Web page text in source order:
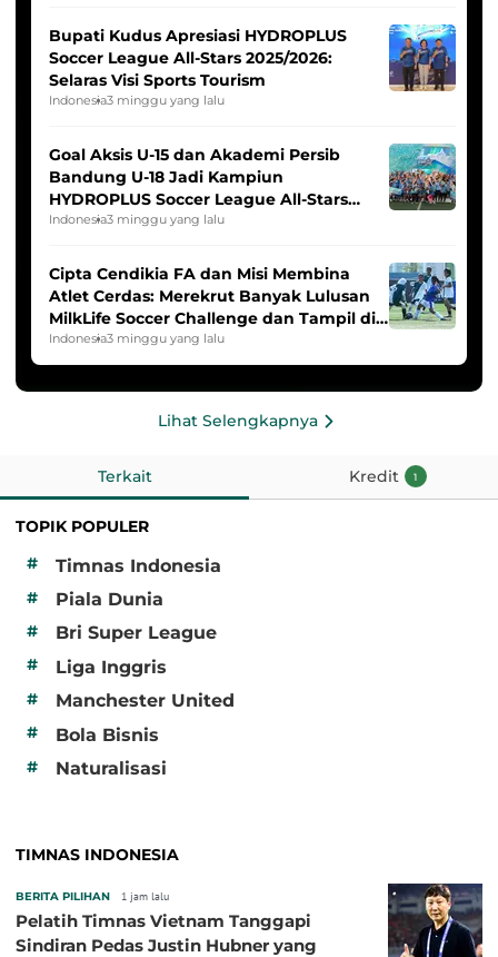
Bupati Kudus Apresiasi HYDROPLUS
Soccer League All-Stars 2025/2026:
Selaras Visi Sports Tourism
Indonesia3 minggu yang lalu
Goal Aksis U-15 dan Akademi Persib
Bandung U-18 Jadi Kampiun
HYDROPLUS Soccer League All-Stars
2025/2026
Indonesia3 minggu yang lalu
Cipta Cendikia FA dan Misi Membina
Atlet Cerdas: Merekrut Banyak Lulusan
MilkLife Soccer Challenge dan Tampil di
HYDROPLUS Soccer League
Indonesia3 minggu yang lalu
Lihat Selengkapnya
Terkait Kredit 1
TOPIK POPULER
#
Timnas Indonesia
# Piala Dunia
# Bri Super League
# Liga Inggris
# Manchester United
# Bola Bisnis
# Naturalisasi
TIMNAS INDONESIA
BERITA PILIHAN 1 jam lalu
Pelatih Timnas Vietnam Tanggapi
Sindiran Pedas Justin Hubner yang